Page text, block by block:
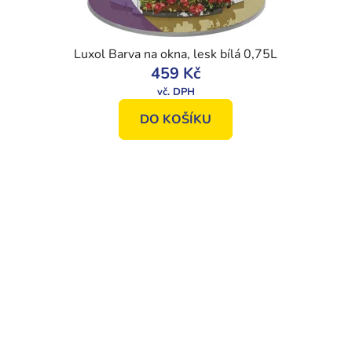
Luxol Barva na okna, lesk bílá 0,75L
459 Kč
DO KOŠÍKU